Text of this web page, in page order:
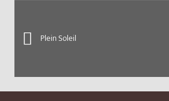
Plein Soleil